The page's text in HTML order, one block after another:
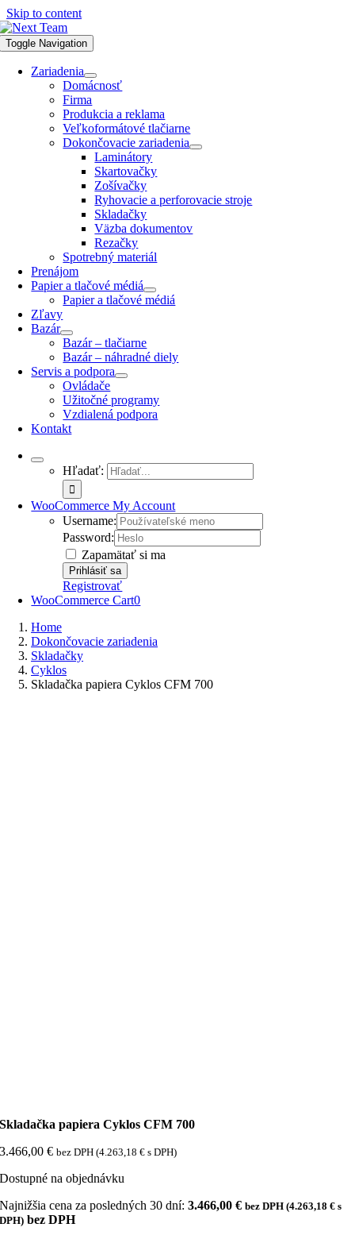
Skip to content
Toggle Navigation
Zariadenia
Domácnosť
Firma
Produkcia a reklama
Veľkoformátové tlačiarne
Dokončovacie zariadenia
Laminátory
Skartovačky
Zošívačky
Ryhovacie a perforovacie stroje
Skladačky
Väzba dokumentov
Rezačky
Spotrebný materiál
Prenájom
Papier a tlačové médiá
Papier a tlačové médiá
Zľavy
Bazár
Bazár – tlačiarne
Bazár – náhradné diely
Servis a podpora
Ovládače
Užitočné programy
Vzdialená podpora
Kontakt
Hľadať:
WooCommerce My Account
Username:
Password:
Zapamätať si ma
Registrovať
WooCommerce Cart0
Home
Dokončovacie zariadenia
Skladačky
Cyklos
Skladačka papiera Cyklos CFM 700
Skladačka papiera Cyklos CFM 700
3.466,00€ bez DPH (4.263,18€ s DPH)
Dostupné na objednávku
Najnižšia cena za posledných 30 dní:3.466,00€ bez DPH (4.263,18€ s
DPH) bez DPH